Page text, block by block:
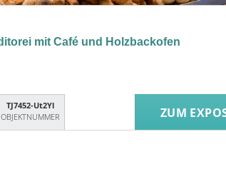
mit Café und Holzbackofen
TJ7452-Ut2Yl
OBJEKTNUMMER
ZUM